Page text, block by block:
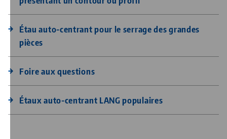
Étau auto-centrant pour le serrage des grandes
pièces
Foire aux questions
Étaux auto-centrant LANG populaires